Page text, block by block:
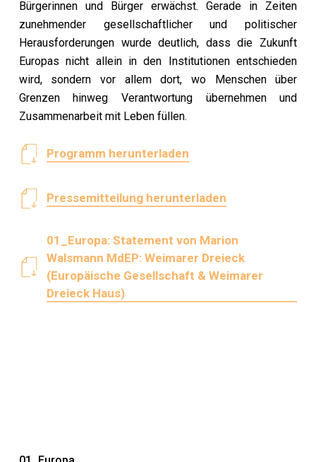
Bürgerinnen und Bürger erwächst. Gerade in Zeiten
zunehmender gesellschaftlicher und politischer
Herausforderungen wurde deutlich, dass die Zukunft
Europas nicht allein in den Institutionen entschieden
wird, sondern vor allem dort, wo Menschen über
Grenzen hinweg Verantwortung übernehmen und
Zusammenarbeit mit Leben füllen.
Programm herunterladen
Pressemitteilung herunterladen
01_Europa: Statement von Marion
Walsmann MdEP: Weimarer Dreieck
(Europäische Gesellschaft & Weimarer
Dreieck Haus)